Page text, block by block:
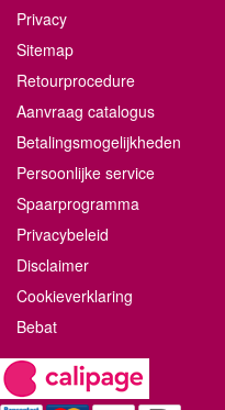
Privacy
Sitemap
Retourprocedure
Aanvraag catalogus
Betalingsmogelijkheden
Persoonlijke service
Spaarprogramma
Privacybeleid
Disclaimer
Cookieverklaring
Bebat